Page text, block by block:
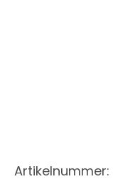
Artikelnummer: